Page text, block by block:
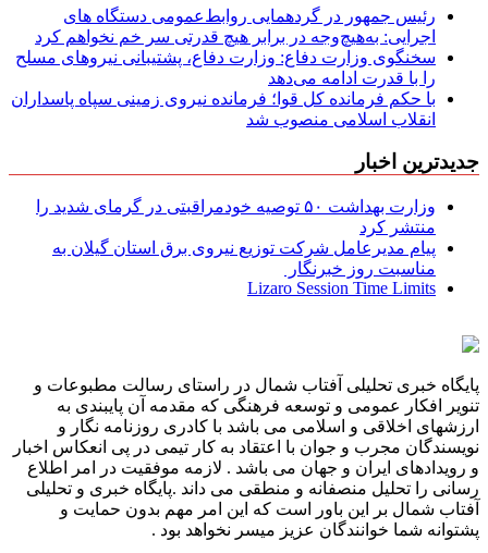
رئیس جمهور در گردهمایی روابط‌عمومی دستگاه های
اجرایی: به‌هیچ‌وجه در برابر هیچ قدرتی سر خم نخواهم کرد
سخنگوی وزارت دفاع: وزارت دفاع، پشتیبانی نیرو‌های مسلح
را با قدرت ادامه می‌دهد
با حکم فرمانده کل قوا؛ فرمانده نیروی زمینی سپاه پاسداران
انقلاب اسلامی منصوب شد
جدیدترین اخبار
وزارت بهداشت ۵۰ توصیه خودمراقبتی در گرمای شدید را
منتشر کرد
پیام مدیرعامل شركت توزیع نیروی برق استان گیلان به
مناسبت روز خبرنگار ‌
Lizaro Session Time Limits
پایگاه خبری تحلیلی آفتاب شمال در راستای رسالت مطبوعات و
تنویر افکار عمومی و توسعه فرهنگی که مقدمه آن پایبندی به
ارزشهای اخلاقی و اسلامی می باشد با کادری روزنامه نگار و
نویسندگان مجرب و جوان با اعتقاد به کار تیمی در پی انعکاس اخبار
و رویدادهای ایران و جهان می باشد . لازمه موفقیت در امر اطلاع
رسانی را تحلیل منصفانه و منطقی می داند .پایگاه خبری و تحلیلی
آفتاب شمال بر این باور است که این امر مهم بدون حمایت و
پشتوانه شما خوانندگان عزیز میسر نخواهد بود .